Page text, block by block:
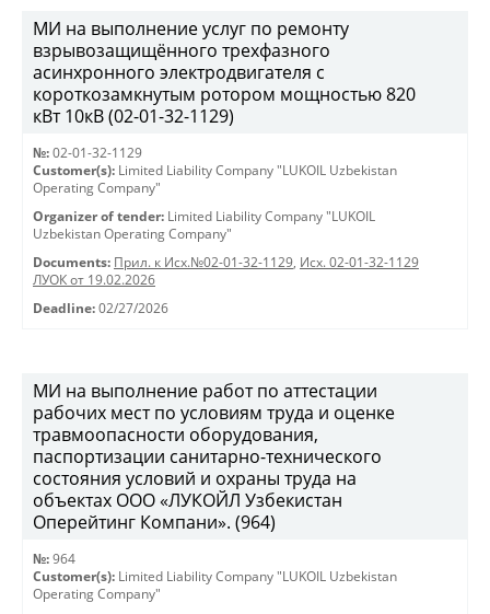
МИ на выполнение услуг по ремонту
взрывозащищённого трехфазного
асинхронного электродвигателя с
короткозамкнутым ротором мощностью 820
кВт 10кВ (02-01-32-1129)
№: 02-01-32-1129
Customer(s): Limited Liability Company "LUKOIL Uzbekistan
Operating Company"
Organizer of tender: Limited Liability Company "LUKOIL
Uzbekistan Operating Company"
Documents: Прил. к Исх.№02-01-32-1129, Исх. 02-01-32-1129
ЛУОК от 19.02.2026
Deadline: 02/27/2026
МИ на выполнение работ по аттестации
рабочих мест по условиям труда и оценке
травмоопасности оборудования,
паспортизации санитарно-технического
состояния условий и охраны труда на
объектах ООО «ЛУКОЙЛ Узбекистан
Оперейтинг Компани». (964)
№: 964
Customer(s): Limited Liability Company "LUKOIL Uzbekistan
Operating Company"